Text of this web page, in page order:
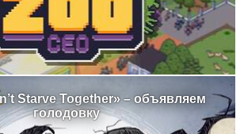
Starve Together» – объявляем
голодовку